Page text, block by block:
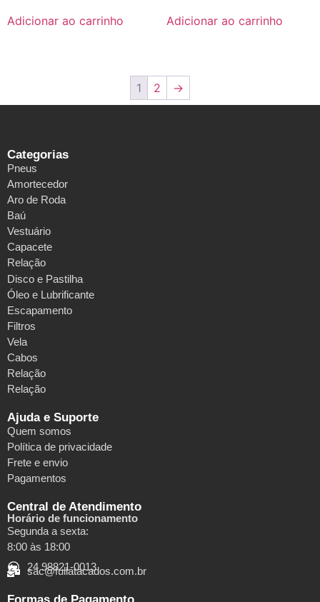
Adicionar ao carrinho Adicionar ao carrinho
1 2 →
Categorias
Pneus
Amortecedor
Aro de Roda
Baú
Vestuário
Capacete
Relação
Disco e Pastilha
Óleo e Lubrificante
Escapamento
Filtros
Vela
Cabos
Relação
Relação
Ajuda e Suporte
Quem somos
Política de privacidade
Frete e envio
Pagamentos
Central de Atendimento
Horário de funcionamento
Segunda a sexta:
8:00 às 18:00
24 98821-0013
sac@fullatacados.com.br